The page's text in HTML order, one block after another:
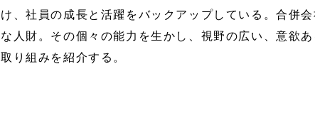
け、社員の成長と活躍をバックアップしている。合併
な人財。その個々の能力を生かし、視野の広い、意欲
取り組みを紹介する。